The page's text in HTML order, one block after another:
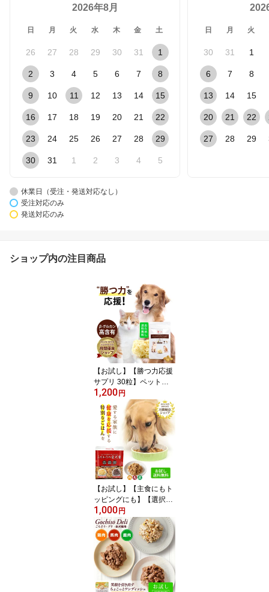
2026年8月
日 月 火 水 木 金 土
26 27 28 29 30 31 1
2 3 4 5 6 7 8
9 10 11 12 13 14 15
16 17 18 19 20 21 22
23 24 25 26 27 28 29
30 31 1 2 3 4 5
日 月 火
30 31 1
6 7 8
13 14 15
20 21 22
27 28 29
休業日（受注・発送対応なし）
受注対応のみ
発送対応のみ
ショップ内の注目商品
【お試し】【勝つ力応援
サプリ 30粒】ペットの
ハナビラタケ（粒状サプ
リ）犬 猫 サプリメント
免疫力 サプリ 元気がな
い 食欲不振 長生き シニ
ア犬 シニア猫 高齢犬 高
齢猫 健康維持 免疫賦活
ペットサプリ 犬用サプリ
猫用サプリ ハナビラタケ
板藍根 紅参 フコイダン
国産
1,200 円
【お試し】【主食にもト
ッピングにも】【選択で
きる2個セット】こだわ
りの愛犬食（ウエットフ
ード）ドッグフードドッ
クフード 国産 無添加 犬
ごはん シニア犬 高齢犬
老犬 食欲不振 健康維持
栄養補給 ドッグフード
お試し 低カロリー 保存
1,000 円